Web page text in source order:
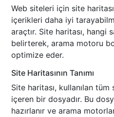
Web siteleri için site
içerikleri daha iyi
araçtır. Site haritası, hangi
belirterek, arama motoru
optimize eder.
Site Haritasının Tanımı
Site haritası, kullanılan
içeren bir dosyadır. Bu
hazırlanır ve arama